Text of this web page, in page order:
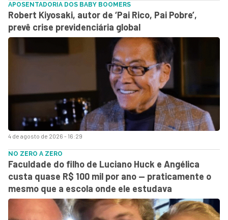
4 de agosto de 2026 - 16:29
APOSENTADORIA DOS BABY BOOMERS
Robert Kiyosaki, autor de ‘Pai Rico, Pai Pobre’,
prevê crise previdenciária global
NO ZERO A ZERO
Faculdade do filho de Luciano Huck e Angélica
custa quase R$ 100 mil por ano — praticamente o
mesmo que a escola onde ele estudava